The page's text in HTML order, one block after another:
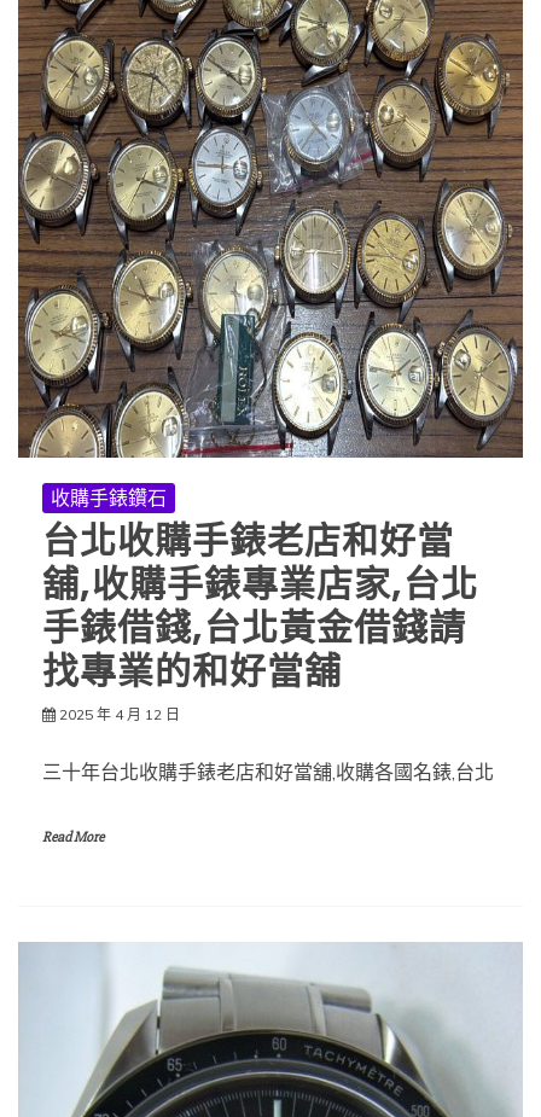
收購手錶鑽石
台北收購手錶老店和好當
舖,收購手錶專業店家,台北
手錶借錢,台北黃金借錢請
找專業的和好當舖
2025 年 4 月 12 日
三十年台北收購手錶老店和好當舖,收購各國名錶,台北
Read More